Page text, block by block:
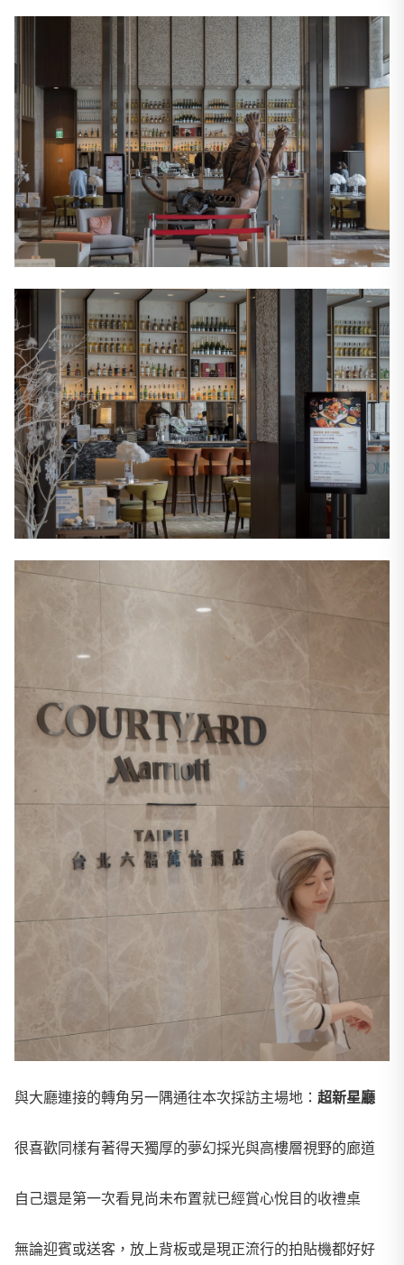
與大廳連接的轉角另一隅通往本次採訪主場地： 超新星廳
很喜歡同樣有著得天獨厚的夢幻採光與高樓層視野的廊道
自己還是第一次看見尚未布置就已經賞心悅目的收禮桌
無論迎賓或送客，放上背板或是現正流行的拍貼機都好好